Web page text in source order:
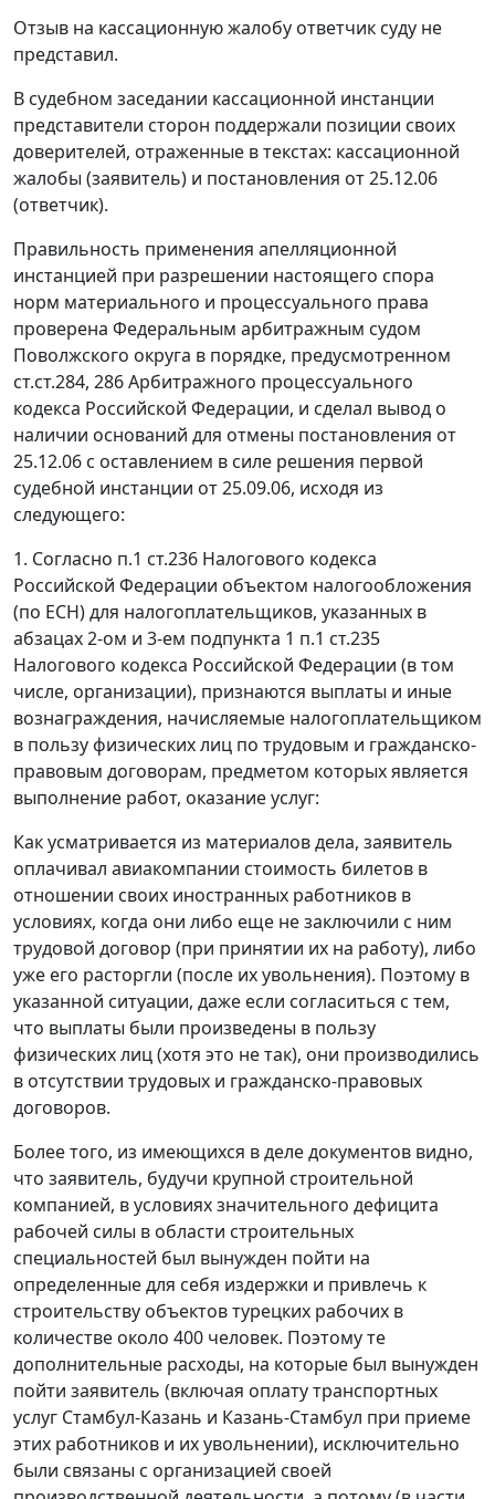
Отзыв на кассационную жалобу ответчик суду не
представил.
В судебном заседании кассационной инстанции
представители сторон поддержали позиции своих
доверителей, отраженные в текстах: кассационной
жалобы (заявитель) и постановления от 25.12.06
(ответчик).
Правильность применения апелляционной
инстанцией при разрешении настоящего спора
норм материального и процессуального права
проверена Федеральным арбитражным судом
Поволжского округа в порядке, предусмотренном
ст.ст.284, 286Арбитражного процессуального
кодекса Российской Федерации, и сделал вывод о
наличии оснований для отмены постановления от
25.12.06 с оставлением в силе решения первой
судебной инстанции от 25.09.06, исходя из
следующего:
1. Согласно п.1 ст.236 Налогового кодекса
Российской Федерации объектом налогообложения
(по ЕСН) для налогоплательщиков, указанных в
абзацах 2-ом и 3-ем подпункта 1 п.1 ст.235
Налогового кодекса Российской Федерации (в том
числе, организации), признаются выплаты и иные
вознаграждения, начисляемые налогоплательщиком
в пользу физических лиц по трудовым и гражданско-
правовым договорам, предметом которых является
выполнение работ, оказание услуг:
Как усматривается из материалов дела, заявитель
оплачивал авиакомпании стоимость билетов в
отношении своих иностранных работников в
условиях, когда они либо еще не заключили с ним
трудовой договор (при принятии их на работу), либо
уже его расторгли (после их увольнения). Поэтому в
указанной ситуации, даже если согласиться с тем,
что выплаты были произведены в пользу
физических лиц (хотя это не так), они производились
в отсутствии трудовых и гражданско-правовых
договоров.
Более того, из имеющихся в деле документов видно,
что заявитель, будучи крупной строительной
компанией, в условиях значительного дефицита
рабочей силы в области строительных
специальностей был вынужден пойти на
определенные для себя издержки и привлечь к
строительству объектов турецких рабочих в
количестве около 400 человек. Поэтому те
дополнительные расходы, на которые был вынужден
пойти заявитель (включая оплату транспортных
услуг Стамбул-Казань и Казань-Стамбул при приеме
этих работников и их увольнении), исключительно
были связаны с организацией своей